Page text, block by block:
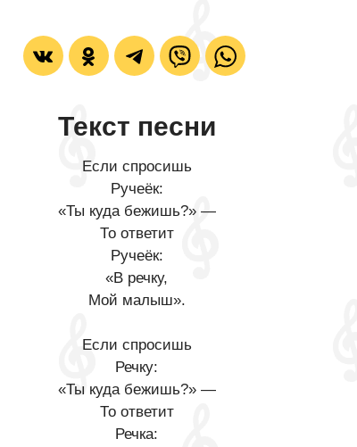
Текст песни
Если спросишь
Ручеёк:
«Ты куда бежишь?» —
То ответит
Ручеёк:
«В речку,
Мой малыш».
Если спросишь
Речку:
«Ты куда бежишь?» —
То ответит
Речка: